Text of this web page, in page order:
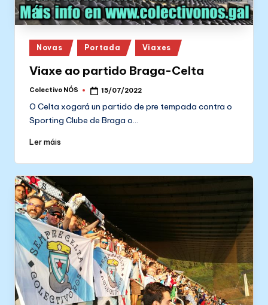
Posted
in
Novas Portada Viaxes
Viaxe ao partido Braga-Celta
Posted
Colectivo NÓS 15/07/2022
O Celta xogará un partido de pre tempada contra o
Sporting Clube de Braga o…
Ler máis